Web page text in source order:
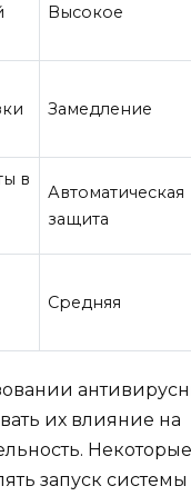
Высокое
Замедление
в
Автоматическая
защита
Средняя
их влияние на
запуск